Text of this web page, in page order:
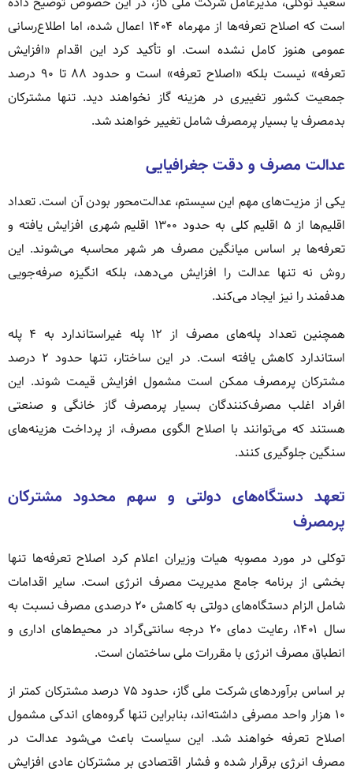
است که اصلاح تعرفه‌ها از مهرماه ۱۴۰۴ اعمال شده، اما اطلاع‌رسانی
عمومی هنوز کامل نشده است. او تأکید کرد این اقدام «افزایش
تعرفه» نیست بلکه «اصلاح تعرفه» است و حدود ۸۸ تا ۹۰ درصد
جمعیت کشور تغییری در هزینه گاز نخواهند دید. تنها مشترکان
بدمصرف یا بسیار پرمصرف شامل تغییر خواهند شد.
عدالت مصرف و دقت جغرافیایی
یکی از مزیت‌های مهم این سیستم، عدالت‌محور بودن آن است. تعداد
اقلیم‌ها از ۵ اقلیم کلی به حدود ۱۳۰۰ اقلیم شهری افزایش یافته و
تعرفه‌ها بر اساس میانگین مصرف هر شهر محاسبه می‌شوند. این
روش نه تنها عدالت را افزایش می‌دهد، بلکه انگیزه صرفه‌جویی
هدفمند را نیز ایجاد می‌کند.
همچنین تعداد پله‌های مصرف از ۱۲ پله غیراستاندارد به ۴ پله
استاندارد کاهش یافته است. در این ساختار، تنها حدود ۲ درصد
مشترکان پرمصرف ممکن است مشمول افزایش قیمت شوند. این
افراد اغلب مصرف‌کنندگان بسیار پرمصرف گاز خانگی و صنعتی
هستند که می‌توانند با اصلاح الگوی مصرف، از پرداخت هزینه‌های
سنگین جلوگیری کنند.
تعهد دستگاه‌های دولتی و سهم محدود مشترکان
پرمصرف
توکلی در مورد مصوبه هیات وزیران اعلام کرد اصلاح تعرفه‌ها تنها
بخشی از برنامه جامع مدیریت مصرف انرژی است. سایر اقدامات
شامل الزام دستگاه‌های دولتی به کاهش ۲۰ درصدی مصرف نسبت به
سال ۱۴۰۱، رعایت دمای ۲۰ درجه سانتی‌گراد در محیط‌های اداری و
انطباق مصرف انرژی با مقررات ملی ساختمان است.
بر اساس برآوردهای شرکت ملی گاز، حدود ۷۵ درصد مشترکان کمتر از
۱۰ هزار واحد مصرفی داشته‌اند، بنابراین تنها گروه‌های اندکی مشمول
اصلاح تعرفه خواهند شد. این سیاست باعث می‌شود عدالت در
مصرف انرژی برقرار شده و فشار اقتصادی بر مشترکان عادی افزایش